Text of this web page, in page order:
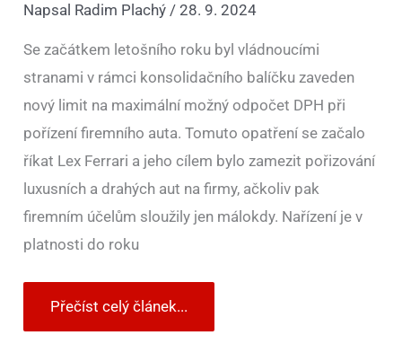
Napsal Radim Plachý/28. 9. 2024
Se začátkem letošního roku byl vládnoucími
stranami v rámci konsolidačního balíčku zaveden
nový limit na maximální možný odpočet DPH při
pořízení firemního auta. Tomuto opatření se začalo
říkat Lex Ferrari a jeho cílem bylo zamezit pořizování
luxusních a drahých aut na firmy, ačkoliv pak
firemním účelům sloužily jen málokdy. Nařízení je v
platnosti do roku
Přečíst celý článek...